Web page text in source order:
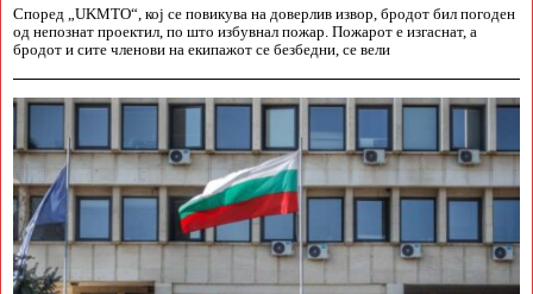
Според „UKMTO“, кој се повикува на доверлив извор, бродот бил погоден
од непознат проектил, по што избувнал пожар. Пожарот е изгаснат, а
бродот и сите членови на екипажот се безбедни, се вели